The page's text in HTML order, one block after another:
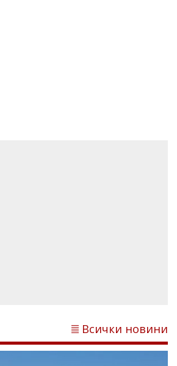
Всички новини